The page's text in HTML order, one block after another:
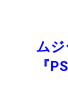
ム
『